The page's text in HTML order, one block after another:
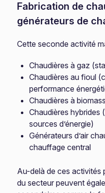
Fabrication de
générateurs de
Cette seconde activité
Chaudières à gaz
Chaudières au fioul
performance
Chaudières à
Chaudières hybrides
sources d’énergie)
Générateurs d’air
chauffage central
Au-delà de ces activités
du secteur peuvent